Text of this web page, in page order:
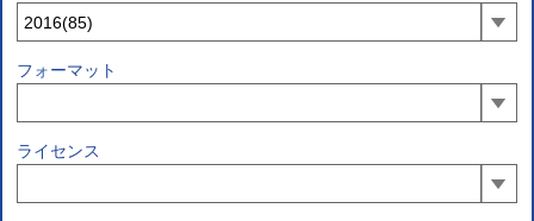
フォーマット
ライセンス